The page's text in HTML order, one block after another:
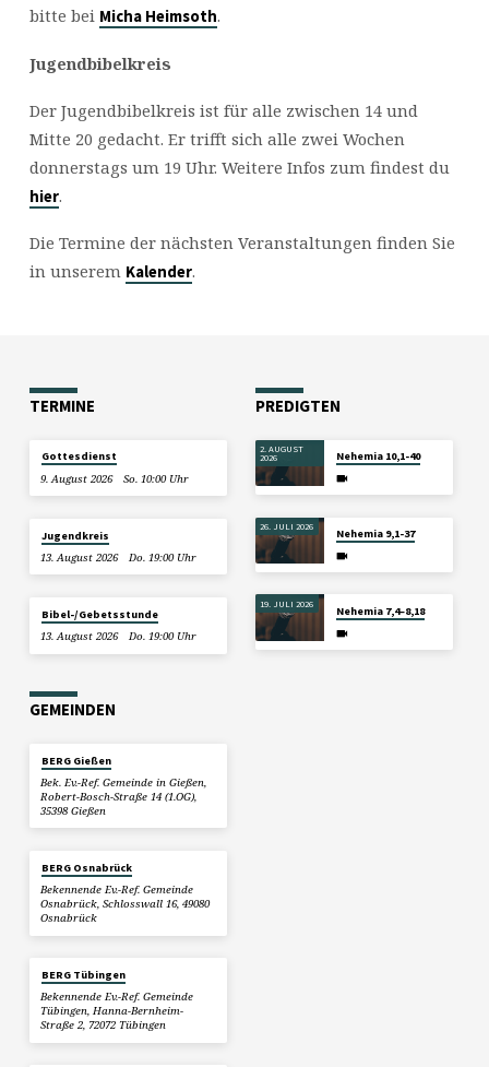
bitte bei Micha Heimsoth.
Jugendbibelkreis
Der Jugendbibelkreis ist für alle zwischen 14 und
Mitte 20 gedacht. Er trifft sich alle zwei Wochen
donnerstags um 19 Uhr. Weitere Infos zum findest du
hier.
Die Termine der nächsten Veranstaltungen finden Sie
in unserem Kalender.
TERMINE
Gottesdienst
9. August 2026
So. 10:00 Uhr
Jugendkreis
13. August 2026
Do. 19:00 Uhr
Bibel-/Gebetsstunde
13. August 2026
Do. 19:00 Uhr
PREDIGTEN
2. AUGUST
2026 Nehemia 10,1-40
26. JULI 2026
Nehemia 9,1-37
19. JULI 2026
Nehemia 7,4–8,18
GEMEINDEN
BERG Gießen
Bek. Ev.-Ref. Gemeinde in Gießen,
Robert-Bosch-Straße 14 (1.OG),
35398 Gießen
BERG Osnabrück
Bekennende Ev.-Ref. Gemeinde
Osnabrück, Schlosswall 16, 49080
Osnabrück
BERG Tübingen
Bekennende Ev.-Ref. Gemeinde
Tübingen, Hanna-Bernheim-
Straße 2, 72072 Tübingen